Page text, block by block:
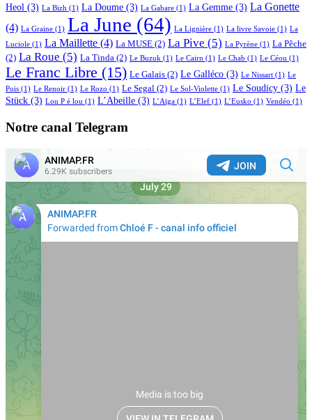
Heol (3) La Bizh (1) La Doume (3) La Gabare (1) La Gemme (3) La Gonette
(4) La Graine (1) La June (64) La Lignière (1) La livre Savoie (1) La
Luciole (1) La Maillette (4) La MUSE (2) La Pive (5) La Pyrène (1) La Pêche
(2) La Roue (5) La Tinda (2) Le Buzuk (1) Le Cairn (1) Le Chab (1) Le Céou (1)
Le Franc Libre (15) Le Galais (2) Le Galléco (3) Le Nissart (1) Le
Pois (1) Le Renoir (1) Le Rozo (1) Le Segal (2) Le Sol-Violette (1) Le Soudicy (3) Le
Stück (3) Lou P é lou (1) L’Abeille (3) L’Aïga (1) L’Elef (1) L’Eusko (1) Vendéo (1)
Notre canal Telegram